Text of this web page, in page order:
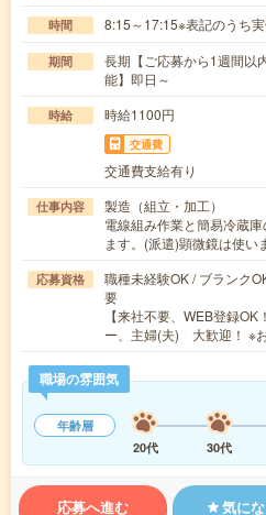
時間 8:15～17:15※表記のうち実
期間
長期【ご応募から1週間以
能】即日～
時給 時給1100円
交通費
交通費支給有り
仕事内容
製造（組立・加工）
電線組み作業と簡易冷蔵
ます。(派遣)顕微鏡は使
応募資格
職種未経験OK / ブランク
要
【来社不要、WEB登録
ー、主婦(夫) 大歓迎！ ※
職場の雰囲気
年齢層
20代
30代
応募へ進む 気に